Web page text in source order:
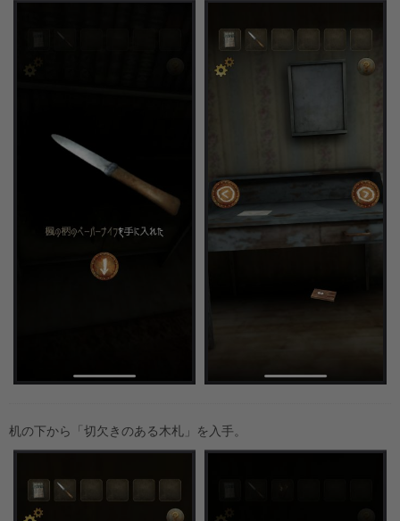
机の下から「切欠きのある木札」を入手。